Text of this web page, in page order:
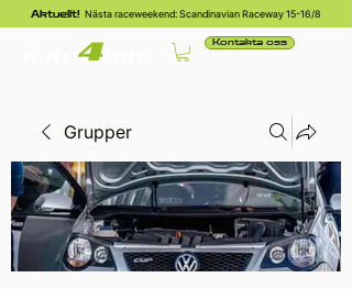
Aktuellt! Nästa raceweekend: Scandinavian Raceway 15-16/8
Kontakta oss
Grupper